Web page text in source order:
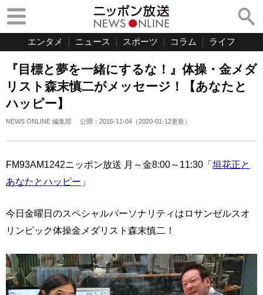
エンタメ ニュース スポーツ コラム ライフ
『目標と夢を一緒にするな！』体操・金メダ
リスト森末慎二がメッセージ！【あなたと
ハッピー】
NEWS ONLINE 編集部 公開： 2016-11-04 （2020-01-12更新）
FM93AM1242ニッポン放送 月～金8:00～11:30「垣花正と
あなたとハッピー 」
今日金曜日のスペシャルパーソナリティはロサンゼルスオ
リンピック体操金メダリスト森末慎二！